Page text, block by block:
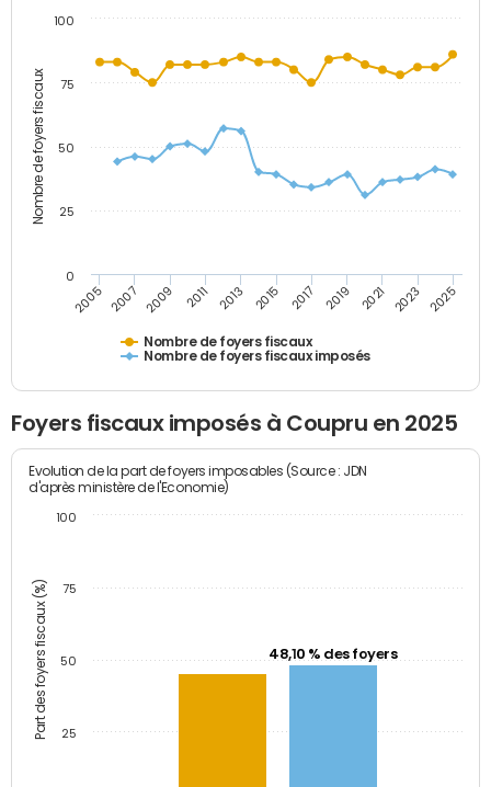
Nombre de foyers fiscaux
Nombre de foyers fiscaux
Nombre de foyers fiscaux imposés
2005 2007 2009 2011 2013 2015 2017 2019 2021 2023 2025
0
25
50
75
100
Foyers fiscaux imposés à Coupru en 2025
Part des foyers fiscaux (%)
Evolution de la part de foyers imposables (Source : JDN
d'après ministère de l'Economie)
48,10 % des foyers
25
50
75
100